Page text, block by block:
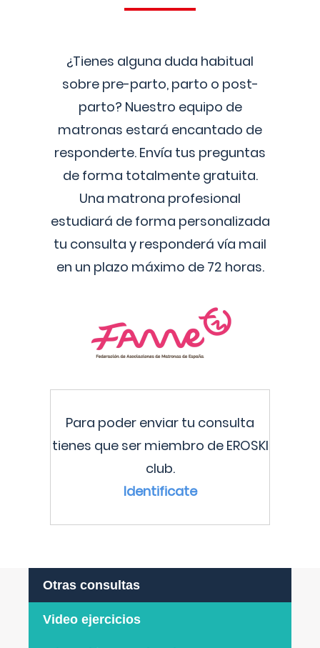
¿Tienes alguna duda habitual
sobre pre-parto, parto o post-
parto? Nuestro equipo de
matronas estará encantado de
responderte. Envía tus preguntas
de forma totalmente gratuita.
Una matrona profesional
estudiará de forma personalizada
tu consulta y responderá vía mail
en un plazo máximo de 72 horas.
Para poder enviar tu consulta
tienes que ser miembro de EROSKI
club.
Identificate
Otras consultas
Video ejercicios